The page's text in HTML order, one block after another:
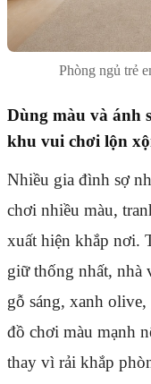
Phòng ngủ trẻ
Dùng màu và ánh
khu vui chơi lộn
Nhiều gia đình sợ
chơi nhiều màu,
xuất hiện khắp nơi.
giữ thống nhất, nhà
gỗ sáng, xanh
đồ chơi màu mạnh
thay vì rải khắp